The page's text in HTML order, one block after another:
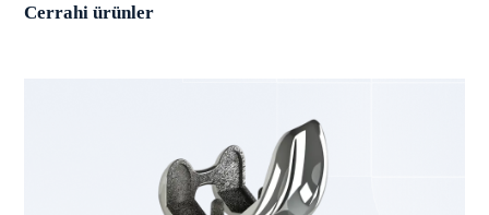
Cerrahi ürünler